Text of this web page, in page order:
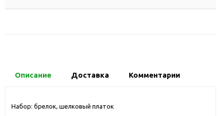
Описание Доставка Комментарии
Набор: брелок, шелковый платок